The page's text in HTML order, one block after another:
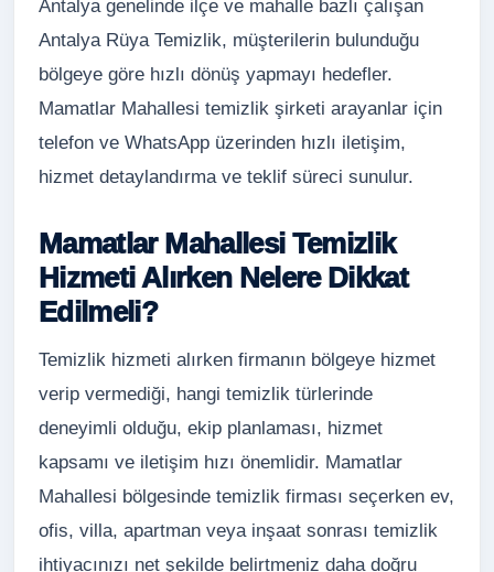
Antalya genelinde ilçe ve mahalle bazlı çalışan
Antalya Rüya Temizlik, müşterilerin bulunduğu
bölgeye göre hızlı dönüş yapmayı hedefler.
Mamatlar Mahallesi temizlik şirketi arayanlar için
telefon ve WhatsApp üzerinden hızlı iletişim,
hizmet detaylandırma ve teklif süreci sunulur.
Mamatlar Mahallesi Temizlik
Hizmeti Alırken Nelere Dikkat
Edilmeli?
Temizlik hizmeti alırken firmanın bölgeye hizmet
verip vermediği, hangi temizlik türlerinde
deneyimli olduğu, ekip planlaması, hizmet
kapsamı ve iletişim hızı önemlidir. Mamatlar
Mahallesi bölgesinde temizlik firması seçerken ev,
ofis, villa, apartman veya inşaat sonrası temizlik
ihtiyacınızı net şekilde belirtmeniz daha doğru